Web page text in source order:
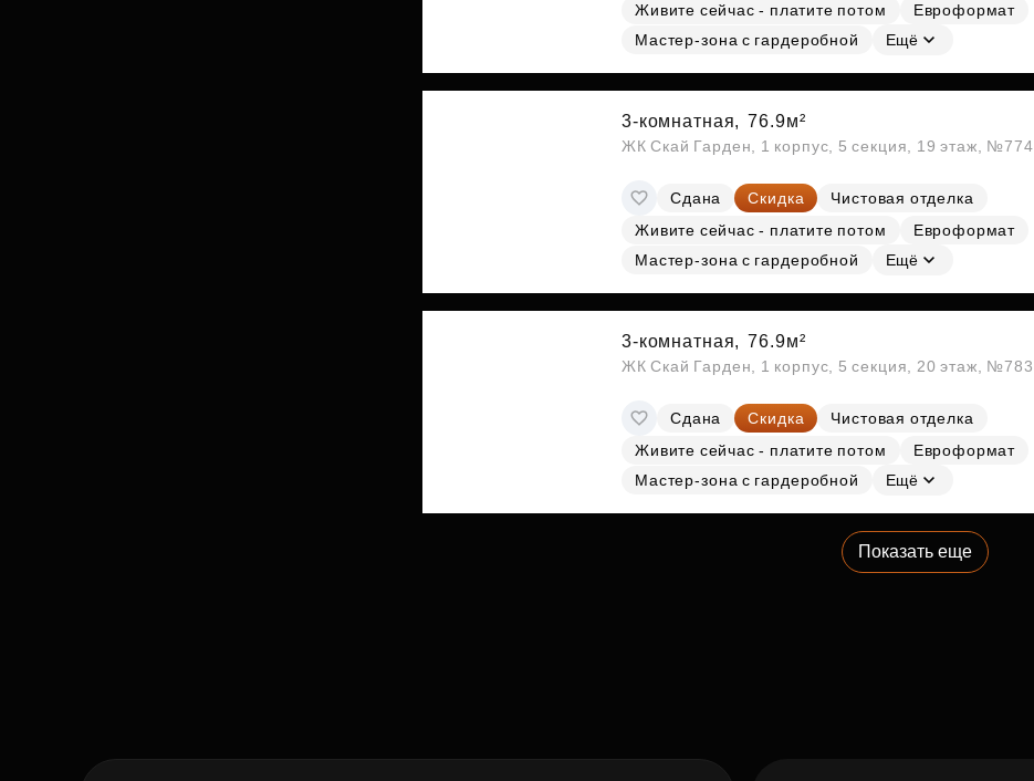
Живите сейчас - платите потом
Евроформат
Мастер-зона с гардеробной
Ещё
3-комнатная, 76.9м²
ЖК Скай Гарден, 1 корпус, 5 секция, 19 этаж, №774
Сдана Скидка
Чистовая отделка
Живите сейчас - платите потом
Евроформат
Мастер-зона с гардеробной
Ещё
3-комнатная, 76.9м²
ЖК Скай Гарден, 1 корпус, 5 секция, 20 этаж, №783
Сдана Скидка
Чистовая отделка
Живите сейчас - платите потом
Евроформат
Мастер-зона с гардеробной
Ещё
Показать еще